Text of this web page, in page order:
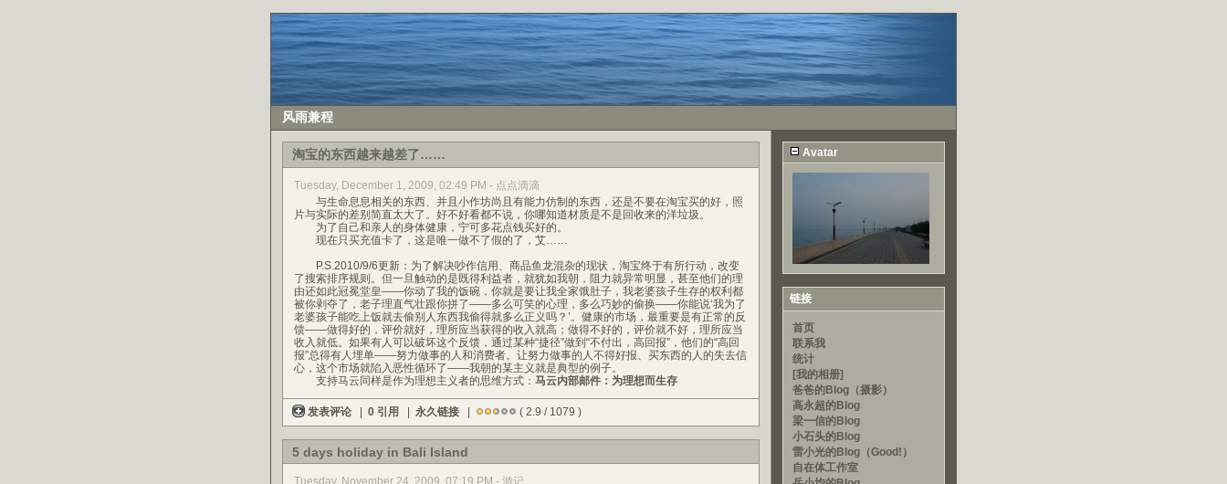
风雨兼程
淘宝的东西越来越差了……
Tuesday, December 1, 2009, 02:49 PM - 点点滴滴
与生命息息相关的东西、并且小作坊尚且有能力仿制的东西，还是不要在淘宝买的好，照
片与实际的差别简直太大了。好不好看都不说，你哪知道材质是不是回收来的洋垃圾。
为了自己和亲人的身体健康，宁可多花点钱买好的。
现在只买充值卡了，这是唯一做不了假的了，艾……
P.S.2010/9/6更新：为了解决吵作信用、商品鱼龙混杂的现状，淘宝终于有所行动，改变
了搜索排序规则。但一旦触动的是既得利益者，就犹如我朝，阻力就异常明显，甚至他们的理
由还如此冠冕堂皇——你动了我的饭碗，你就是要让我全家饿肚子，我老婆孩子生存的权利都
被你剥夺了，老子理直气壮跟你拼了——多么可笑的心理，多么巧妙的偷换——你能说‘我为了
老婆孩子能吃上饭就去偷别人东西我偷得就多么正义吗？’。健康的市场，最重要是有正常的反
馈——做得好的，评价就好，理所应当获得的收入就高；做得不好的，评价就不好，理所应当
收入就低。如果有人可以破坏这个反馈，通过某种“捷径”做到“不付出，高回报”，他们的“高回
报”总得有人埋单——努力做事的人和消费者。让努力做事的人不得好报、买东西的人的失去信
心，这个市场就陷入恶性循环了——我朝的某主义就是典型的例子。
支持马云同样是作为理想主义者的思维方式： 马云内部邮件：为理想而生存
发表评论 0 引用 永久链接 ( 2.9 / 1079 )
5 days holiday in Bali Island
Tuesday, November 24, 2009, 07:19 PM - 游记
Avatar
链接
首页
联系我
统计
[我的相册]
爸爸的Blog（摄影）
高永超的Blog
梁一信的Blog
小石头的Blog
雷小光的Blog（Good!）
自在体工作室